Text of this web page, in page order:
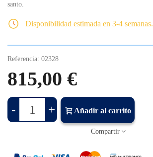
santo.
Disponibilidad estimada en 3-4 semanas.
Referencia: 02328
815,00 €
- + Añadir al carrito
Compartir